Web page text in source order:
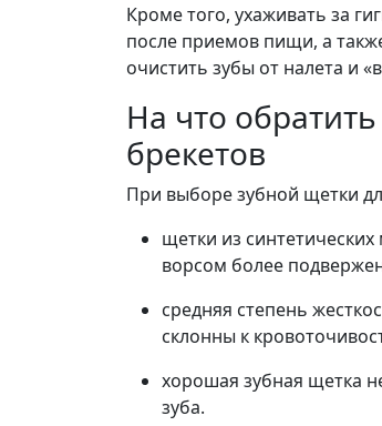
Кроме того, ухаживать за
после приемов пищи, а
очистить зубы от налета и
На что
брекетов
При выборе зубной щетки
щетки из
ворсом более
средняя степень
склонны к
хорошая зубная щетка
зуба.